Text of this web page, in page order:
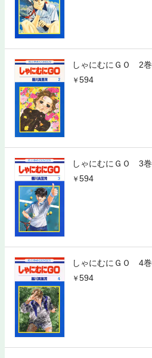
しゃにむにＧＯ 2巻
594
しゃにむにＧＯ 3巻
594
しゃにむにＧＯ 4巻
594